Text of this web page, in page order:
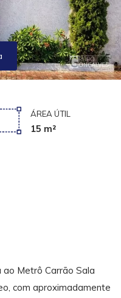
ÁREA ÚTIL
15 m²
ao Metrô Carrão Sala
com aproximadamente